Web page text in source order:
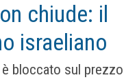
chiude: il
israeliano
è bloccato sul prezzo